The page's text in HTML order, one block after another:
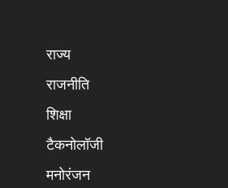
राज्य
राजनीति
शिक्षा
टैकनोलॉजी
मनोरंजन